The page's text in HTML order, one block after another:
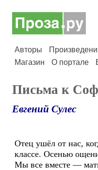
Авторы
Магазин
О портале
Письма к
Евгений Сулес
Отец ушёл от нас,
классе. Осенью
Мы все вместе —